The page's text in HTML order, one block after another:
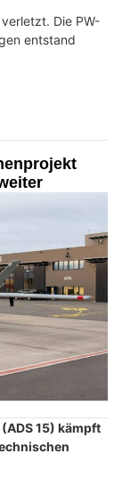
Die PW-
entstand
15) kämpft